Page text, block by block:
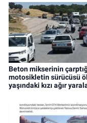
Beton mikserinin
motosikletin sürücüsü
yaşındaki kızı ağır